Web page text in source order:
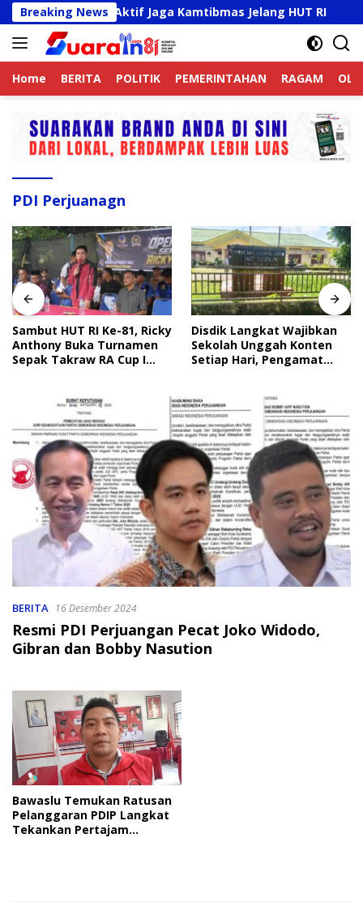
Langsung
ke
konten
Breaking News
Online Aktif Jaga Kamtibmas Jelang HUT RI
Home BERITA POLITIK PEMERINTAHAN RAGAM
PDI Perjuanagn
Sambut HUT RI Ke-81, Ricky
Anthony Buka Turnamen
Sepak Takraw RA Cup I
Disdik Langkat Wajibkan
Sekolah Unggah Konten
Setiap Hari, Pengamat
BERITA 16 Desember 2024
Resmi PDI Perjuangan Pecat Joko Widodo,
Gibran dan Bobby Nasution
Bawaslu Temukan Ratusan
Pelanggaran PDIP Langkat
Tekankan Pertajam